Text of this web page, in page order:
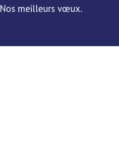
Nos meilleurs vœux.